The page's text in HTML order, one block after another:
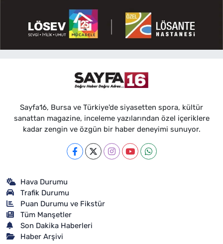
Sayfa16, Bursa ve Türkiye'de siyasetten spora, kültür
sanattan magazine, inceleme yazılarından özel içeriklere
kadar zengin ve özgün bir haber deneyimi sunuyor.
Hava Durumu
Trafik Durumu
Puan Durumu ve Fikstür
Tüm Manşetler
Son Dakika Haberleri
Haber Arşivi